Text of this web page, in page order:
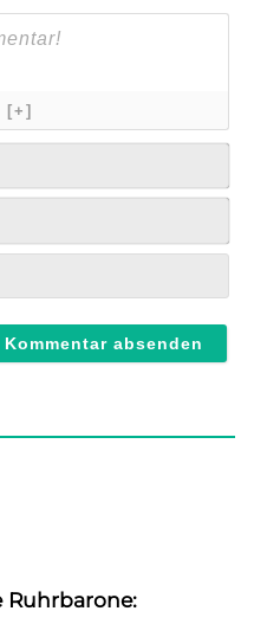
[+]
Ruhrbarone: